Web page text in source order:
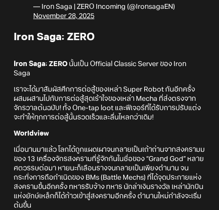
— Iron Saga | ZERO Incoming (@IronsagaEN)
November 28, 2025
Iron Saga: ZERO
Iron Saga: ZERO นั้นเป็น Official Classic Server ของ Iron
Saga
เราจะได้มาสัมผัสศึกการต่อสู้ของเหล่า Super Robot กันอีกครั้ง
ผสมผสานไปกับการต่อสู้สุดเร้าใจของเหล่า Mecha ที่ส่งตรงจาก
จักรวาลต้นฉบับ! ทั้ง One-tap loot และฟีเจอร์ที่ได้รับการปรับแต่ง
จะทำให้ทุกการต่อสู้นั้นรวดเร็วและลื่นไหลกว่าเดิม!
Worldview
เมื่อนานมาแล้ว โลกได้ถูกแผดเผาจนกลายเป็นเถ้าถ่านจากสงครามม
ของ 13 เครื่องจักรสงครามที่รู้จักกันในชื่อของ “Grand God” หลาย
ศตวรรษต่อมา หายนะก็เลือนรางจนกลายเป็นเพียงตำนาน จน
กระทั่งการถือกำเนิดของ BMs (Battle Mechs) ที่ได้จุดประกายแห่ง
สงครามขึ้นอีกครั้ง ทหารรับจ้าง ทหาร นักล่าเงินรางวัล เหล่านักบิน
แห่งยักษ์เหล็กก็ได้ก้าวเข้าสู่สงครามอีกครั้ง ตำนานใหม่กำลังจะเริ่ม
ต้นขึ้น